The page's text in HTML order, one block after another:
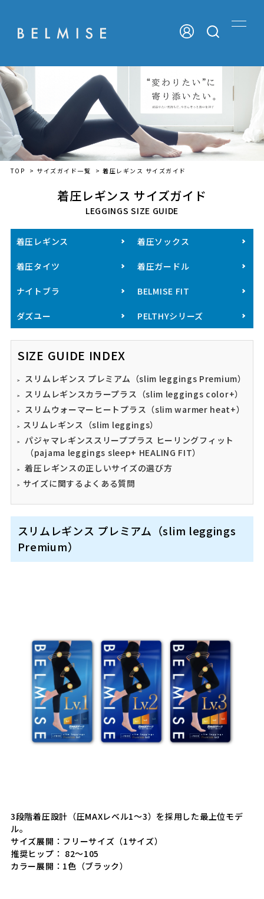
TOP > サイズガイド一覧 > 着圧レギンス サイズガイド
着圧レギンス サイズガイド
LEGGINGS SIZE GUIDE
着圧レギンス 着圧ソックス
着圧タイツ 着圧ガードル
ナイトブラ BELMISE FIT
ダズユー PELTHYシリーズ
SIZE GUIDE INDEX
スリムレギンス プレミアム（slim leggings Premium）
スリムレギンスカラープラス（slim leggings color+）
スリムウォーマーヒートプラス（slim warmer heat+）
スリムレギンス（slim leggings）
パジャマレギンススリーププラス ヒーリングフィット
（pajama leggings sleep+ HEALING FIT）
着圧レギンスの正しいサイズの選び方
サイズに関するよくある質問
スリムレギンス プレミアム（slim leggings
Premium）
3段階着圧設計（圧MAXレベル1～3）を採用した最上位モデ
ル。
サイズ展開：フリーサイズ（1サイズ）
推奨ヒップ： 82～105
カラー展開：1色（ブラック）